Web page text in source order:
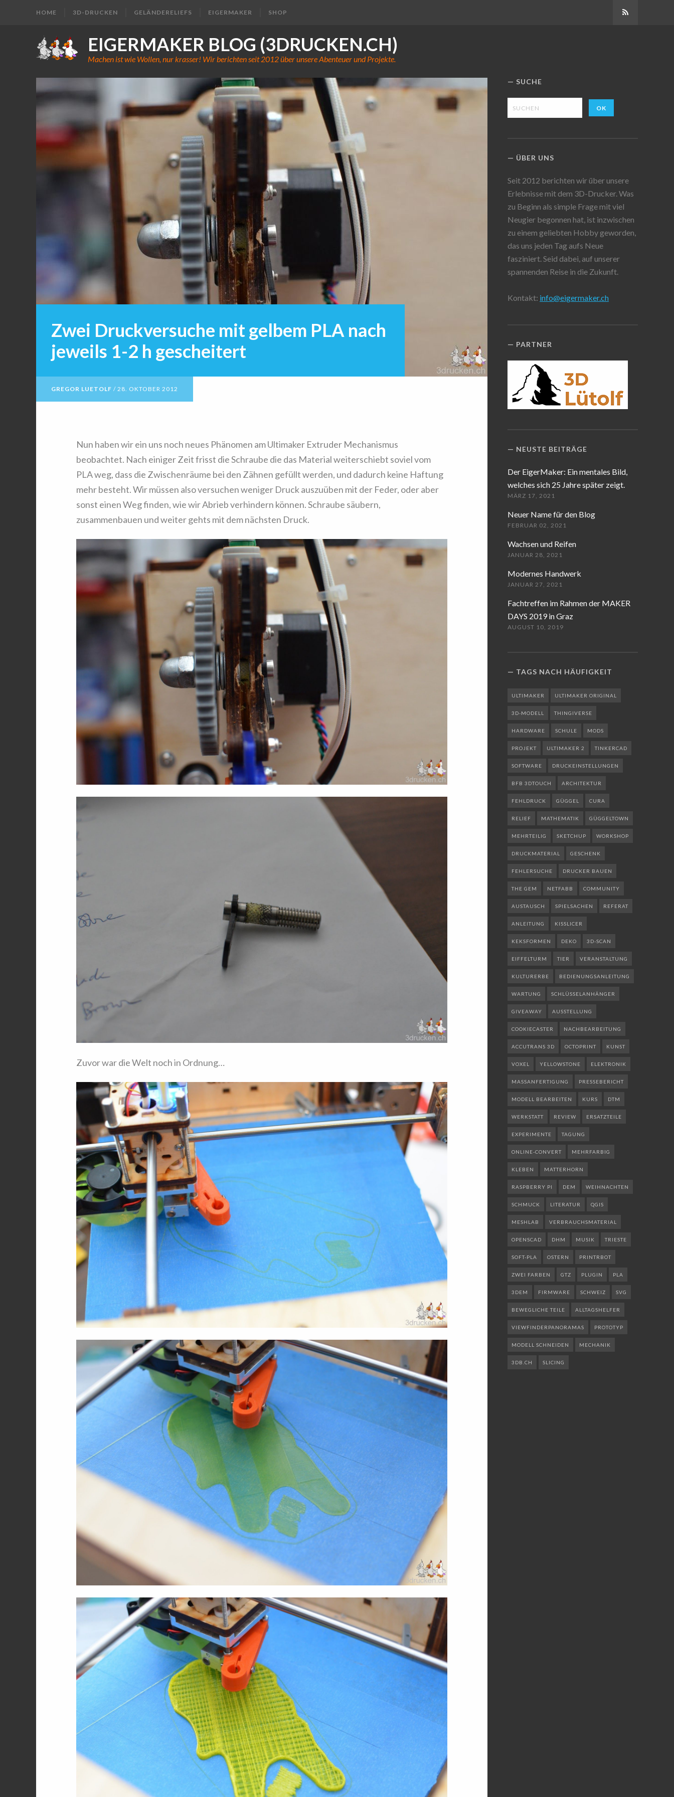
HOME 3D-DRUCKEN GELÄNDERELIEFS EIGERMAKER SHOP
EIGERMAKER BLOG (3DRUCKEN.CH)
Machen ist wie Wollen, nur krasser! Wir berichten seit 2012 über unsere Abenteuer und Projekte.
Zwei Druckversuche mit gelbem PLA nach
jeweils 1-2 h gescheitert
GREGOR LUETOLF / 28. OKTOBER 2012
Nun haben wir ein uns noch neues Phänomen am Ultimaker Extruder Mechanismus
beobachtet. Nach einiger Zeit frisst die Schraube die das Material weiterschiebt soviel vom
PLA weg, dass die Zwischenräume bei den Zähnen gefüllt werden, und dadurch keine Haftung
mehr besteht. Wir müssen also versuchen weniger Druck auszuüben mit der Feder, oder aber
sonst einen Weg finden, wie wir Abrieb verhindern können. Schraube säubern,
zusammenbauen und weiter gehts mit dem nächsten Druck.
Zuvor war die Welt noch in Ordnung…
SUCHE
ÜBER UNS
Seit 2012 berichten wir über unsere
Erlebnisse mit dem 3D-Drucker. Was
zu Beginn als simple Frage mit viel
Neugier begonnen hat, ist inzwischen
zu einem geliebten Hobby geworden,
das uns jeden Tag aufs Neue
fasziniert. Seid dabei, auf unserer
spannenden Reise in die Zukunft.
Kontakt: info@eigermaker.ch
PARTNER
NEUSTE BEITRÄGE
Der EigerMaker: Ein mentales Bild,
welches sich 25 Jahre später zeigt.
MÄRZ 17, 2021
Neuer Name für den Blog
FEBRUAR 02, 2021
Wachsen und Reifen
JANUAR 28, 2021
Modernes Handwerk
JANUAR 27, 2021
Fachtreffen im Rahmen der MAKER
DAYS 2019 in Graz
AUGUST 10, 2019
TAGS NACH HÄUFIGKEIT
ULTIMAKER ULTIMAKER ORIGINAL
3D-MODELL THINGIVERSE
HARDWARE SCHULE MODS
PROJEKT ULTIMAKER 2 TINKERCAD
SOFTWARE DRUCKEINSTELLUNGEN
BFB 3DTOUCH ARCHITEKTUR
FEHLDRUCK GÜGGEL CURA
RELIEF MATHEMATIK GÜGGELTOWN
MEHRTEILIG SKETCHUP WORKSHOP
DRUCKMATERIAL GESCHENK
FEHLERSUCHE DRUCKER BAUEN
THE GEM NETFABB COMMUNITY
AUSTAUSCH SPIELSACHEN REFERAT
ANLEITUNG KISSLICER
KEKSFORMEN DEKO 3D-SCAN
EIFFELTURM TIER VERANSTALTUNG
KULTURERBE BEDIENUNGSANLEITUNG
WARTUNG SCHLÜSSELANHÄNGER
GIVEAWAY AUSSTELLUNG
COOKIECASTER NACHBEARBEITUNG
ACCUTRANS 3D OCTOPRINT KUNST
VOXEL YELLOWSTONE ELEKTRONIK
MASSANFERTIGUNG PRESSEBERICHT
MODELL BEARBEITEN KURS DTM
WERKSTATT REVIEW ERSATZTEILE
EXPERIMENTE TAGUNG
ONLINE-CONVERT MEHRFARBIG
KLEBEN MATTERHORN
RASPBERRY PI DEM WEIHNACHTEN
SCHMUCK LITERATUR QGIS
MESHLAB VERBRAUCHSMATERIAL
OPENSCAD DHM MUSIK TRIESTE
SOFT-PLA OSTERN PRINTRBOT
ZWEI FARBEN GTZ PLUGIN PLA
3DEM FIRMWARE SCHWEIZ SVG
BEWEGLICHE TEILE ALLTAGSHELFER
VIEWFINDERPANORAMAS PROTOTYP
MODELL SCHNEIDEN MECHANIK
3DB.CH SLICING